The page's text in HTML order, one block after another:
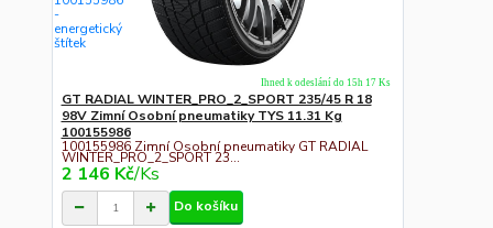
GT RADIAL WINTER_PRO_2_SPORT 235/45 R 18
98V Zimní Osobní pneumatiky TYS 11.31 Kg
100155986
100155986 Zimní Osobní pneumatiky GT RADIAL
WINTER_PRO_2_SPORT 23...
2 146 Kč/Ks
Ihned k odeslání do 15h 17 Ks
Do košíku